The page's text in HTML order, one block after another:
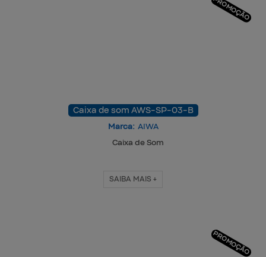
PROMOÇÃO
Caixa de som AWS-SP-03-B
Marca: AIWA
Caixa de Som
SAIBA MAIS +
PROMOÇÃO